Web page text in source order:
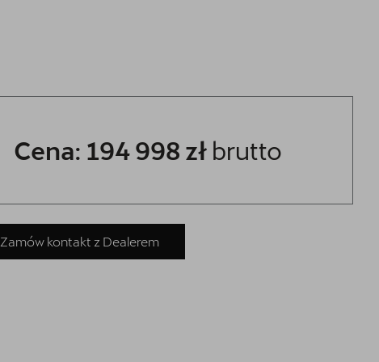
Profesjonalna opieka nad Twoim
pojazdem z gwarancją jakości.
Cena: 194 998 zł brutto
Zamów kontakt z Dealerem